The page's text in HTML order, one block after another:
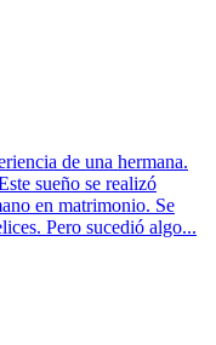
de una hermana.
sueño se realizó
en matrimonio. Se
Pero sucedió algo...